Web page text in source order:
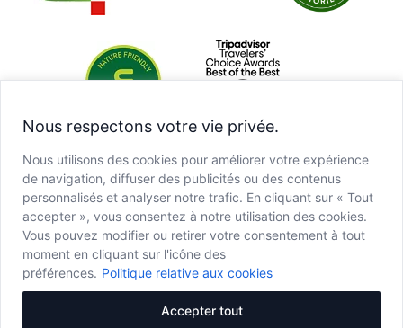
Nous respectons votre vie privée.
Nous utilisons des cookies pour améliorer votre expérience
de navigation, diffuser des publicités ou des contenus
personnalisés et analyser notre trafic. En cliquant sur « Tout
accepter », vous consentez à notre utilisation des cookies.
Vous pouvez modifier ou retirer votre consentement à tout
moment en cliquant sur l'icône des
préférences. Politique relative aux cookies
Accepter tout